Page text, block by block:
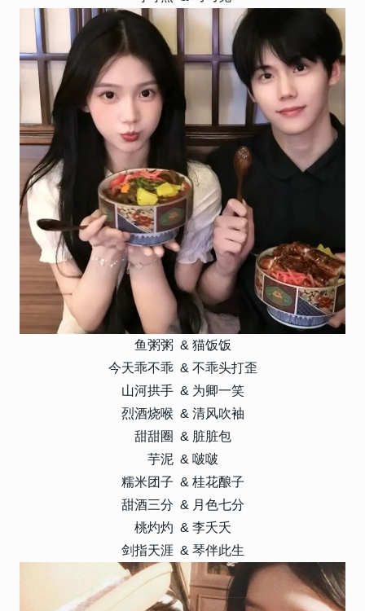
鱼粥粥 & 猫饭饭
今天乖不乖 & 不乖头打歪
山河拱手 & 为卿一笑
烈酒烧喉 & 清风吹袖
甜甜圈 & 脏脏包
芋泥 & 啵啵
糯米团子 & 桂花酿子
甜酒三分 & 月色七分
桃灼灼 & 李夭夭
剑指天涯 & 琴伴此生